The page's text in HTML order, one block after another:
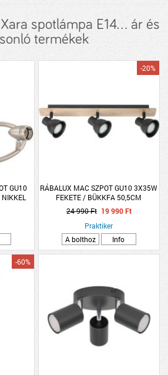
spotlámpa E14... ár és
termékek
GU10
RÁBALUX MAC SZPOT GU10 3X35W
FEKETE / BÜKKFA 50,5CM
-20%
24 990 Ft 19 990 Ft
Praktiker
A bolthoz
Info
-60%